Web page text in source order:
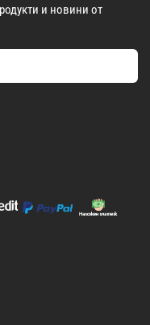
и новини от